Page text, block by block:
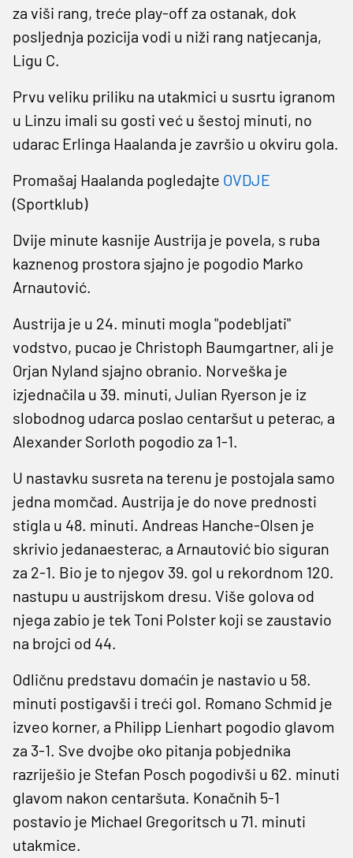
za viši rang, treće play-off za ostanak, dok
posljednja pozicija vodi u niži rang natjecanja,
Ligu C.
Prvu veliku priliku na utakmici u susrtu igranom
u Linzu imali su gosti već u šestoj minuti, no
udarac Erlinga Haalanda je završio u okviru gola.
Promašaj Haalanda pogledajte OVDJE
(Sportklub)
Dvije minute kasnije Austrija je povela, s ruba
kaznenog prostora sjajno je pogodio Marko
Arnautović.
Austrija je u 24. minuti mogla "podebljati"
vodstvo, pucao je Christoph Baumgartner, ali je
Orjan Nyland sjajno obranio. Norveška je
izjednačila u 39. minuti, Julian Ryerson je iz
slobodnog udarca poslao centaršut u peterac, a
Alexander Sorloth pogodio za 1-1.
U nastavku susreta na terenu je postojala samo
jedna momčad. Austrija je do nove prednosti
stigla u 48. minuti. Andreas Hanche-Olsen je
skrivio jedanaesterac, a Arnautović bio siguran
za 2-1. Bio je to njegov 39. gol u rekordnom 120.
nastupu u austrijskom dresu. Više golova od
njega zabio je tek Toni Polster koji se zaustavio
na brojci od 44.
Odličnu predstavu domaćin je nastavio u 58.
minuti postigavši i treći gol. Romano Schmid je
izveo korner, a Philipp Lienhart pogodio glavom
za 3-1. Sve dvojbe oko pitanja pobjednika
razriješio je Stefan Posch pogodivši u 62. minuti
glavom nakon centaršuta. Konačnih 5-1
postavio je Michael Gregoritsch u 71. minuti
utakmice.